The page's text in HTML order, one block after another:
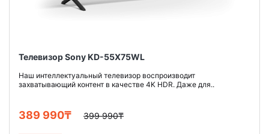
Телевизор Sony KD-55X75WL
Наш интеллектуальный телевизор воспроизводит
захватывающий контент в качестве 4K HDR. Даже для..
389 990₸ 399 990₸